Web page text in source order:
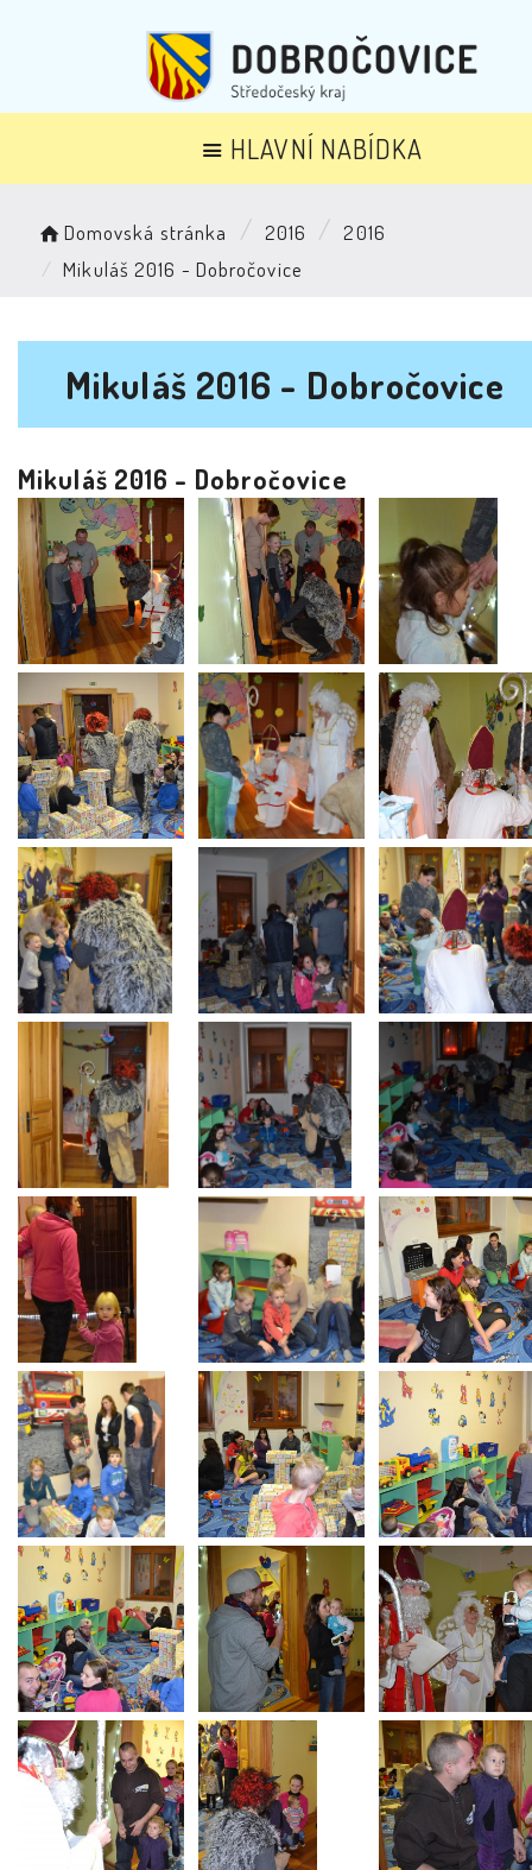
HLAVNÍ NABÍDKA
Domovská stránka 2016
2016
Mikuláš 2016 - Dobročovice
Mikuláš 2016 - Dobročovice
Mikuláš 2016 - Dobročovice